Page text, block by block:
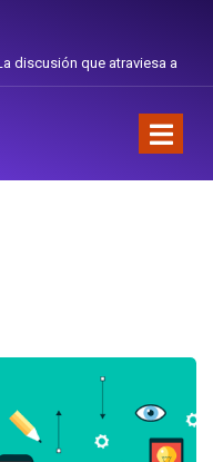
discusión que atraviesa a